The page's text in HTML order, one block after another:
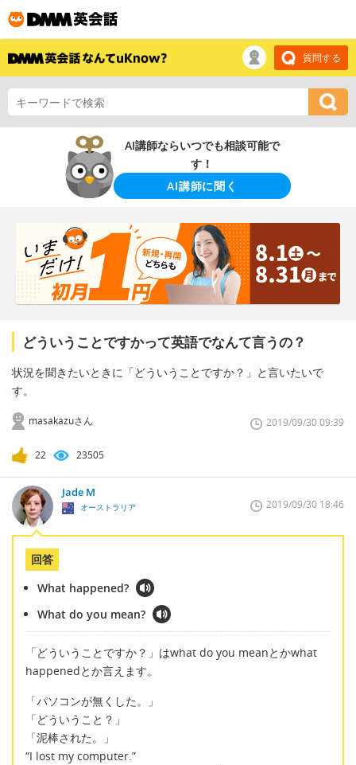
質問する
AI講師ならいつでも相談可能で
す！
AI講師に聞く
どういうことですかって英語でなんて言うの？
状況を聞きたいときに「どういうことですか？」と言いたいで
す。
masakazuさん 2019/09/30 09:39
22 23505
Jade M
オーストラリア 2019/09/30 18:46
回答
What happened?
What do you mean?
「どういうことですか？」はwhat do you meanとかwhat
happenedとか言えます。
「パソコンが無くした。」
「どういうこと？」
「泥棒された。」
“I lost my computer.”